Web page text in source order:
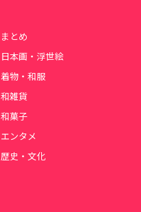
まとめ
日本画・浮世絵
着物・和服
和雑貨
和菓子
エンタメ
歴史・文化